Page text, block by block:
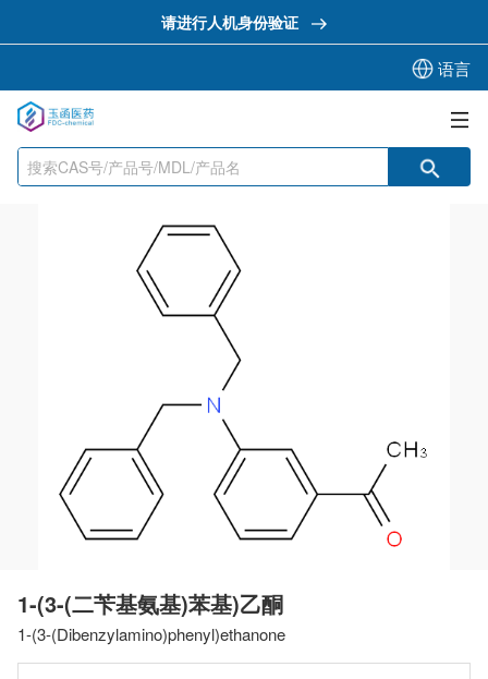
请进行人机身份验证
语言
1-(3-(二苄基氨基)苯基)乙酮
1-(3-(Dibenzylamino)phenyl)ethanone